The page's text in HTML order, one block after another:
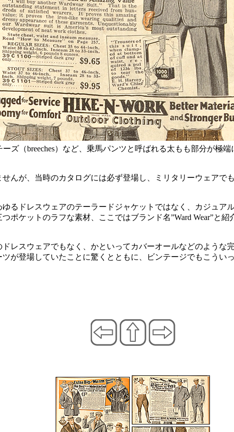
ズ（breeches）など、乗馬パンツと呼ばれる太もも部分が極
んが、当時のカタログには必ず登場し、ミリタリーウェアで
るドレスウェアのテーラードジャケットではなく、カジュア
ポケットのラフな素材、ここではブランド名”Ward Wear”と
レスウェアでもなく、かといってカバーオールなどのような
が登場していたことに驚くとともに、ビンテージでもこうい